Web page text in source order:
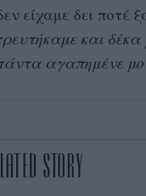
είχαμε δει ποτέ
και
αγαπημένε
STORY